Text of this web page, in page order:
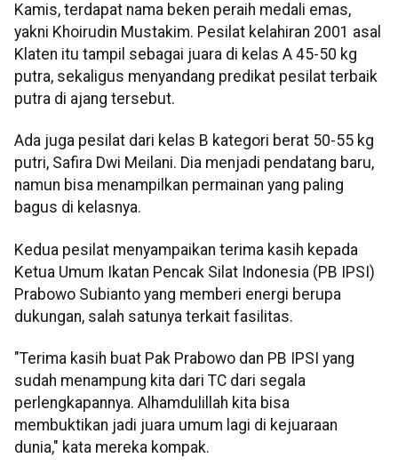
Kamis, terdapat nama beken peraih medali emas,
yakni Khoirudin Mustakim. Pesilat kelahiran 2001 asal
Klaten itu tampil sebagai juara di kelas A 45-50 kg
putra, sekaligus menyandang predikat pesilat terbaik
putra di ajang tersebut.
Ada juga pesilat dari kelas B kategori berat 50-55 kg
putri, Safira Dwi Meilani. Dia menjadi pendatang baru,
namun bisa menampilkan permainan yang paling
bagus di kelasnya.
Kedua pesilat menyampaikan terima kasih kepada
Ketua Umum Ikatan Pencak Silat Indonesia (PB IPSI)
Prabowo Subianto yang memberi energi berupa
dukungan, salah satunya terkait fasilitas.
"Terima kasih buat Pak Prabowo dan PB IPSI yang
sudah menampung kita dari TC dari segala
perlengkapannya. Alhamdulillah kita bisa
membuktikan jadi juara umum lagi di kejuaraan
dunia," kata mereka kompak.